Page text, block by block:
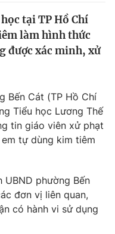
tại TP Hồ Chí
làm hình thức
được xác minh, xử
Bến Cát (TP Hồ Chí
Tiểu học Lương Thế
tin giáo viên xử phạt
tự dùng kim tiêm
UBND phường Bến
đơn vị liên quan,
có hành vi sử dụng